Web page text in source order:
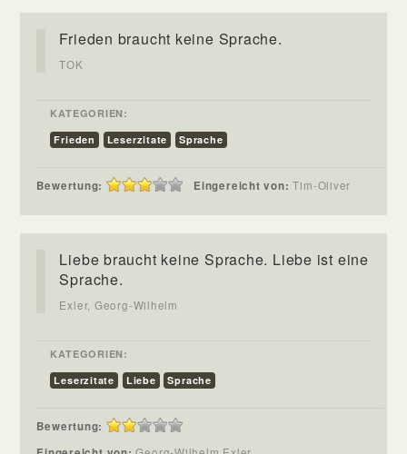
Frieden braucht keine Sprache.
TOK
KATEGORIEN:
Frieden
Leserzitate Sprache
Bewertung: Eingereicht von:Tim-Oliver
Liebe braucht keine Sprache. Liebe ist eine
Sprache.
Exler, Georg-Wilhelm
KATEGORIEN:
Leserzitate
Liebe Sprache
Bewertung: